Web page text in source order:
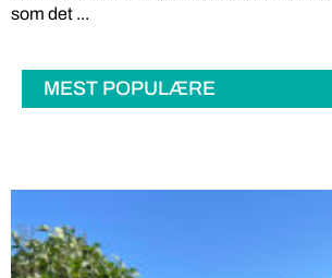
som det ...
MEST POPULÆRE